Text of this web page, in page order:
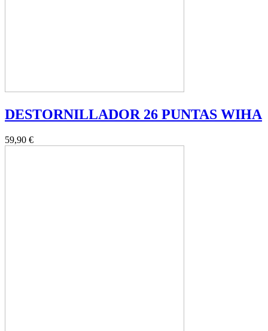
DESTORNILLADOR 26 PUNTAS WIHA
59,90 €